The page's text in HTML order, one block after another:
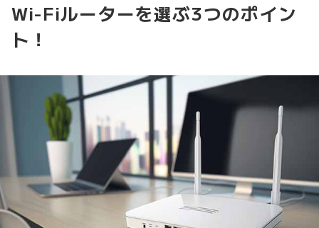
Wi-Fiルーターを選ぶ3つのポイン
ト！